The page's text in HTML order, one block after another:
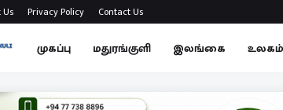
Privacy Policy Contact Us
முகப்பு மதுரங்குளி இலங்கை உலகம்